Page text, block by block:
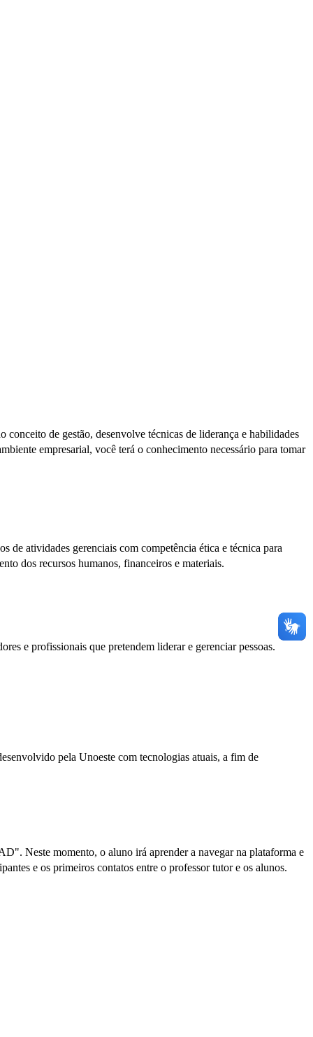
de gestão, desenvolve técnicas de liderança e habilidades
empresarial, você terá o conhecimento necessário para tomar
de atividades gerenciais com competência ética e técnica para
dos recursos humanos, financeiros e materiais.
e profissionais que pretendem liderar e gerenciar pessoas.
pela Unoeste com tecnologias atuais, a fim de
Neste momento, o aluno irá aprender a navegar na plataforma e
e os primeiros contatos entre o professor tutor e os alunos.